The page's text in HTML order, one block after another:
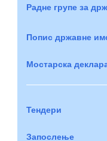
Радне групе за
Попис државне
Мостарска
Тендери
Запослење